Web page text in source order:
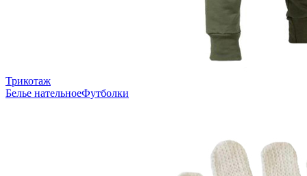
Трикотаж
Белье нательноеФутболки